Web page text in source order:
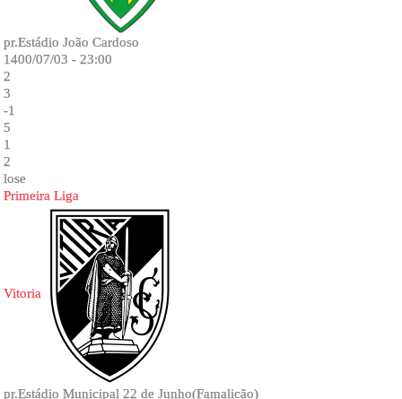
pr.Estádio João Cardoso
1400/07/03 - 23:00
2
3
-1
5
1
2
lose
Primeira Liga
Vitoria
pr.Estádio Municipal 22 de Junho(Famalicão)